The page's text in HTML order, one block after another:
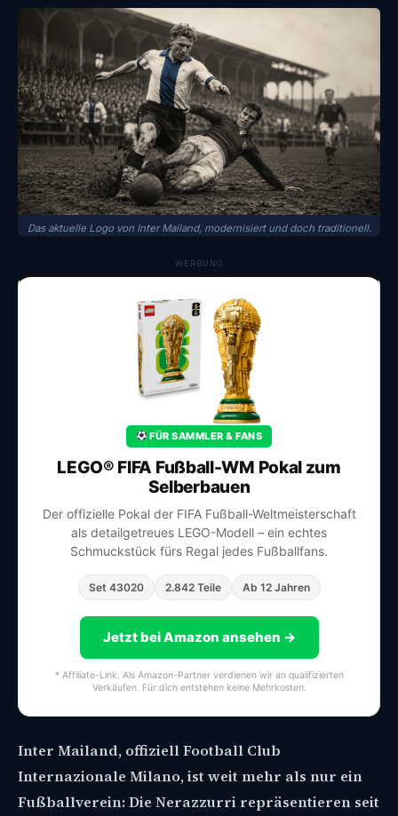
Das aktuelle Logo von Inter Mailand, modernisiert und doch traditionell.
WERBUNG
FÜR SAMMLER & FANS
LEGO® FIFA Fußball-WM Pokal zum
Selberbauen
Der offizielle Pokal der FIFA Fußball-Weltmeisterschaft
als detailgetreues LEGO-Modell – ein echtes
Schmuckstück fürs Regal jedes Fußballfans.
Set 43020 2.842 Teile Ab 12 Jahren
Jetzt bei Amazon ansehen →
* Affiliate-Link. Als Amazon-Partner verdienen wir an qualifizierten
Verkäufen. Für dich entstehen keine Mehrkosten.
Inter Mailand, offiziell Football Club
Internazionale Milano, ist weit mehr als nur ein
Fußballverein: Die Nerazzurri repräsentieren seit